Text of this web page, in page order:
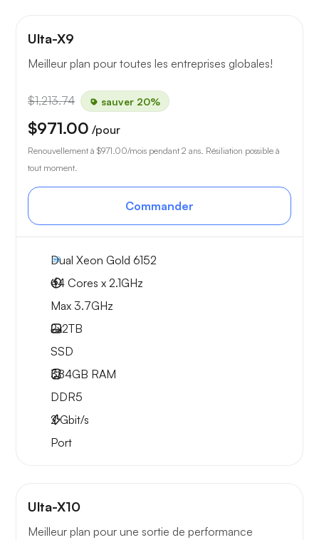
Ulta-X9
Meilleur plan pour toutes les entreprises globales!
$1,213.74 sauver 20%
$971.00 /pour
Renouvellement à $971.00/mois pendant 2 ans. Résiliation possible à
tout moment.
Commander
Dual Xeon Gold 6152
44 Cores x 2.1GHz
Max 3.7GHz
2x2TB
SSD
384GB RAM
DDR5
2Gbit/s
Port
Ulta-X10
Meilleur plan pour une sortie de performance